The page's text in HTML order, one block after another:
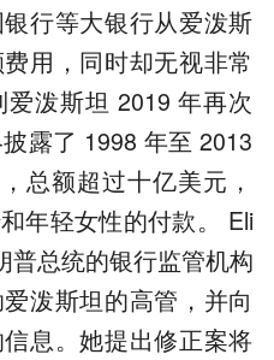
行等大银行从爱泼斯
用，同时却无视非常
泼斯坦 2019 年再次
露了 1998 年至 2013
总额超过十亿美元，
年轻女性的付款。 Eli
普总统的银行监管机构
泼斯坦的高管，并向
息。她提出修正案将